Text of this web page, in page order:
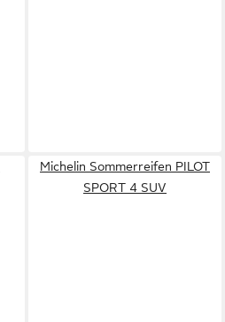
Michelin Sommerreifen PILOT
SPORT 4 SUV